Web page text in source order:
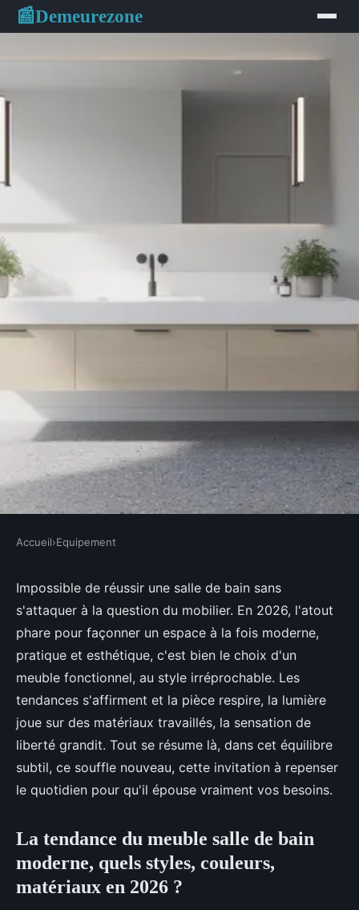
📰Demeurezone
EQUIPEMENT
Meuble salle de bain moderne :
les tendances à adopter pour une
pièce design
Faustine •3 février 2026•10 min de lecture
Accueil›Equipement
Impossible de réussir une salle de bain sans
s'attaquer à la question du mobilier. En 2026, l'atout
phare pour façonner un espace à la fois moderne,
pratique et esthétique, c'est bien le choix d'un
meuble fonctionnel, au style irréprochable. Les
tendances s'affirment et la pièce respire, la lumière
joue sur des matériaux travaillés, la sensation de
liberté grandit. Tout se résume là, dans cet équilibre
subtil, ce souffle nouveau, cette invitation à repenser
le quotidien pour qu'il épouse vraiment vos besoins.
La tendance du meuble salle de bain
moderne, quels styles, couleurs,
matériaux en 2026 ?